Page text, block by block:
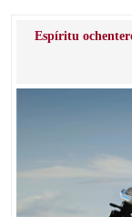
Espíritu